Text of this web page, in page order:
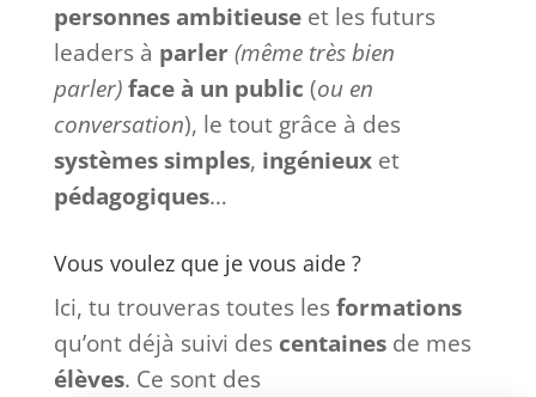
personnes ambitieuseet les futurs
leaders à parler (même très bien
parler) face à un public (ou en
conversation), le tout grâce à des
systèmes simples, ingénieuxet
pédagogiques…
Vous voulez que je vous aide ?
Ici, tu trouveras toutes lesformations
qu’ont déjà suivi des centainesde mes
élèves. Ce sont des